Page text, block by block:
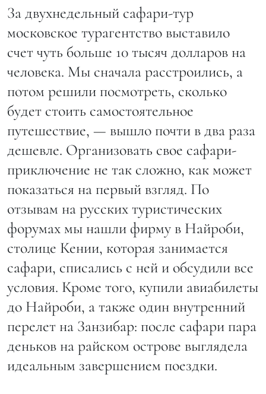
За двухнедельный сафари-тур
московское турагентство выставило
счет чуть больше 10 тысяч долларов на
человека. Мы сначала расстроились, а
потом решили посмотреть, сколько
будет стоить самостоятельное
путешествие, — вышло почти в два раза
дешевле. Организовать свое сафари-
приключение не так сложно, как может
показаться на первый взгляд. По
отзывам на русских туристических
форумах мы нашли фирму в Найроби,
столице Кении, которая занимается
сафари, списались с ней и обсудили все
условия. Кроме того, купили авиабилеты
до Найроби, а также один внутренний
перелет на Занзибар: после сафари пара
деньков на райском острове выглядела
идеальным завершением поездки.